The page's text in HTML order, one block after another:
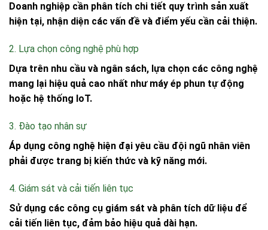
Doanh nghiệp cần phân tích chi tiết quy trình sản xuất
hiện tại, nhận diện các vấn đề và điểm yếu cần cải thiện.
2. Lựa chọn công nghệ phù hợp
Dựa trên nhu cầu và ngân sách, lựa chọn các công nghệ
mang lại hiệu quả cao nhất như máy ép phun tự động
hoặc hệ thống IoT.
3. Đào tạo nhân sự
Áp dụng công nghệ hiện đại yêu cầu đội ngũ nhân viên
phải được trang bị kiến thức và kỹ năng mới.
4. Giám sát và cải tiến liên tục
Sử dụng các công cụ giám sát và phân tích dữ liệu để
cải tiến liên tục, đảm bảo hiệu quả dài hạn.